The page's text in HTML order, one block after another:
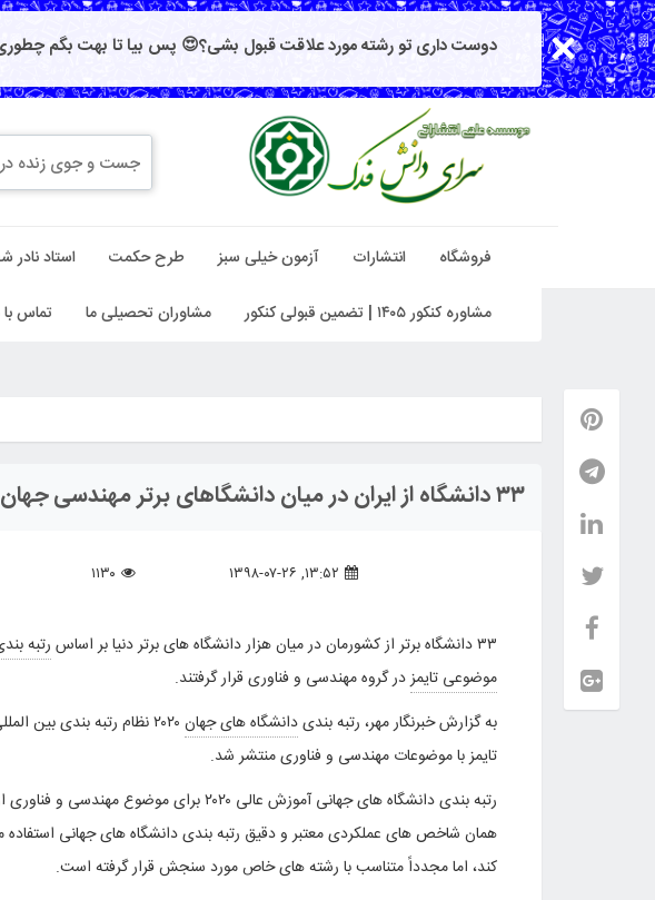
دوست داری تو رشته مورد علاقت قبول بشی؟😍 پس بیا تا بهت بگم
فروشگاه انتشارات آزمون خیلی سبز طرح حکمت استاد نادر
مشاوره کنکور ۱۴۰۵ | تضمین قبولی کنکور مشاوران تحصیلی ما تماس با
۳۳ دانشگاه از ایران در میان دانشگاهای برتر مهندسی جهان
۱۳:۵۲, ۱۳۹۸-۰۷-۲۶ ۱۱۳۰
۳۳ دانشگاه برتر از کشورمان در میان هزار دانشگاه های برتر دنیا بر اساس
رتبه
موضوعی تایمزدر گروه مهندسی و فناوری قرار گرفتند.
به گزارش خبرنگار مهر، رتبه بندیدانشگاه های جهان
۲۰۲۰ نظام رتبه بندی بین
تایمز با موضوعات مهندسی و فناوری منتشر شد.
رتبه بندی دانشگاه های جهانی آموزش عالی ۲۰۲۰ برای موضوع مهندسی و
همان شاخص های عملکردی معتبر و دقیق رتبه بندی دانشگاه های جهانی استفاده
کند، اما مجدداً متناسب با رشته های خاص مورد سنجش قرار گرفته است.